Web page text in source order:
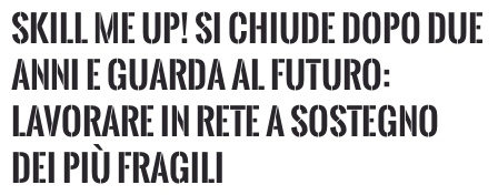
Skill Me UP! si chiude dopo due
anni e guarda al futuro:
lavorare in rete a sostegno
dei più fragili